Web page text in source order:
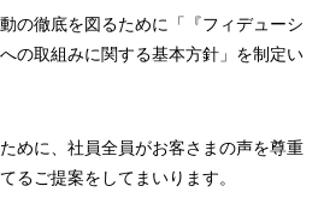
の徹底を図るために「『フィデューシ
の取組みに関する基本方針」を制定い
めに、社員全員がお客さまの声を尊重
るご提案をしてまいります。